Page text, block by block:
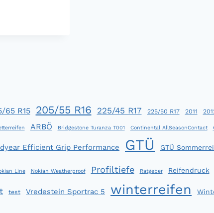
65 R15 205/55 R16 225/45 R17 225/50 R17 2011
ARBÖ Bridgestone Turanza T001 Continental AllSeasonContact
Efficient Grip Performance GTÜ GTÜ
Line Nokian Weatherproof Profiltiefe Ratgeber Reifendruck
test Vredestein Sportrac 5 winterreifen